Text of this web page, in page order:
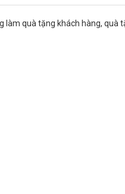
làm quà tặng khách hàng, quà